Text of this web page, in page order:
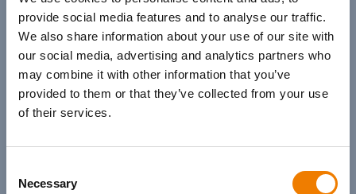
provide social media features and to analyse our traffic.
We also share information about your use of our site with
our social media, advertising and analytics partners who
may combine it with other information that you’ve
provided to them or that they’ve collected from your use
of their services.
Selection
Necessary
€540.00 Buchen
FIRST AID